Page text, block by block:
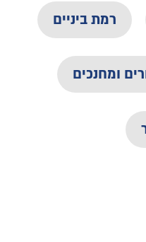
רמת ביניים
ומחנכים